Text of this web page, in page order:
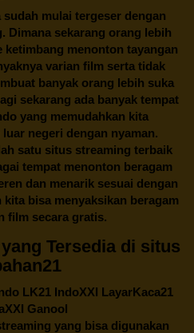
mulai tergeser dengan
Dimana sekarang orang lebih
ketimbang menonton tayangan
varian film serta tidak
banyak orang lebih suka
sekarang ada banyak tempat
yang memudahkan kita
negeri dengan nyaman.
satu situs streaming terbaik
tempat menonton beragam
dan menarik sesuai dengan
bisa menyaksikan beragam
film secara gratis.
Tersedia di situs
LK21 IndoXXI LayarKaca21
Ganool
yang bisa digunakan